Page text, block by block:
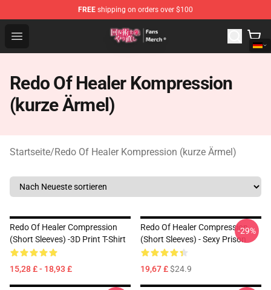
FREE shipping on orders over $100
Open menu
Redo Of Healer Store - Official Redo Of Healer
Redo Of Healer Kompression
(kurze Ärmel)
Startseite/Redo Of Healer Kompression (kurze Ärmel)
Redo Of Healer Compression
(short Sleeves) -3D Print T-Shirt
15,28 £ - 18,93 £
Redo Of Healer Compression
(short Sleeves) - Sexy Prison
19,67 £$24.9
-29%